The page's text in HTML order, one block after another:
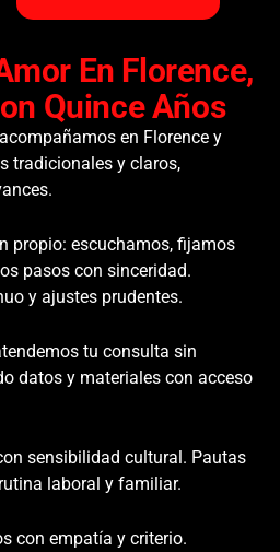
En Florence,
Quince Años
en Florence y
tradicionales y claros,
propio: escuchamos, fijamos
pasos con sinceridad.
y ajustes prudentes.
tu consulta sin
datos y materiales con acceso
sensibilidad cultural. Pautas
laboral y familiar.
con empatía y criterio.